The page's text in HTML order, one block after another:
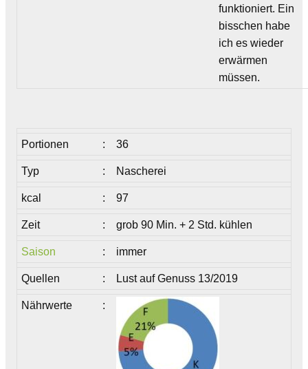
funktioniert. Ein
bisschen habe
ich es wieder
erwärmen
müssen.
Portionen : 36
Typ : Nascherei
kcal : 97
Zeit : grob 90 Min. + 2 Std. kühlen
Saison : immer
Quellen : Lust auf Genuss 13/2019
Nährwerte :